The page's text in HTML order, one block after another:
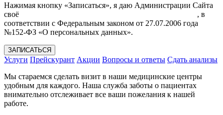
Нажимая кнопку «Записаться», я даю Администрации Сайта
своё
, в
соответствии с Федеральным законом от 27.07.2006 года
№152-ФЗ «О персональных данных».
ЗАПИСАТЬСЯ
Услуги Прейскурант Акции Вопросы и ответы Сдать анализы
Мы стараемся сделать визит в наши медицинские центры
удобным для каждого. Наша служба заботы о пациентах
внимательно отслеживает все ваши пожелания к нашей
работе.